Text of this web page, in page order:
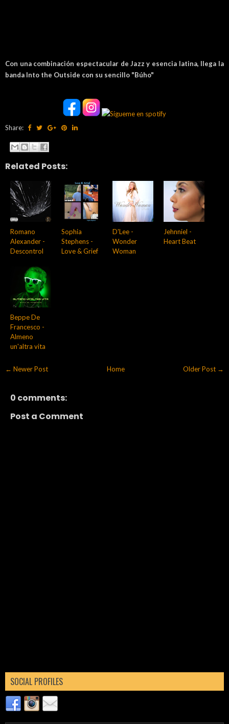
Con una combinación espectacular de Jazz y esencia latina, llega la
banda Into the Outside con su sencillo "Búho"
Share:
Related Posts:
Romano
Alexander -
Descontrol
Sophia
Stephens -
Love & Grief
D'Lee -
Wonder
Woman
Jehnniel -
Heart Beat
Beppe De
Francesco -
Almeno
un'altra vita
← Newer Post Older Post →
Home
0 comments:
Post a Comment
SOCIAL PROFILES